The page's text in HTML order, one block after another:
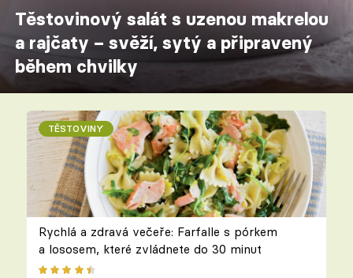
Těstovinový salát s uzenou makrelou
a rajčaty – svěží, sytý a připravený
během chvilky
TĚSTOVINY
Rychlá a zdravá večeře: Farfalle s pórkem
a lososem, které zvládnete do 30 minut